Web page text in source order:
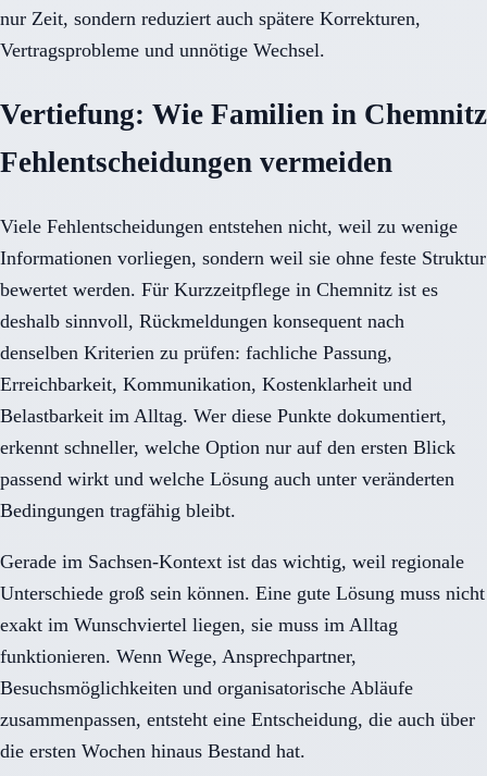
nur Zeit, sondern reduziert auch spätere Korrekturen,
Vertragsprobleme und unnötige Wechsel.
Vertiefung: Wie Familien in Chemnitz
Fehlentscheidungen vermeiden
Viele Fehlentscheidungen entstehen nicht, weil zu wenige
Informationen vorliegen, sondern weil sie ohne feste Struktur
bewertet werden. Für Kurzzeitpflege in Chemnitz ist es
deshalb sinnvoll, Rückmeldungen konsequent nach
denselben Kriterien zu prüfen: fachliche Passung,
Erreichbarkeit, Kommunikation, Kostenklarheit und
Belastbarkeit im Alltag. Wer diese Punkte dokumentiert,
erkennt schneller, welche Option nur auf den ersten Blick
passend wirkt und welche Lösung auch unter veränderten
Bedingungen tragfähig bleibt.
Gerade im Sachsen-Kontext ist das wichtig, weil regionale
Unterschiede groß sein können. Eine gute Lösung muss nicht
exakt im Wunschviertel liegen, sie muss im Alltag
funktionieren. Wenn Wege, Ansprechpartner,
Besuchsmöglichkeiten und organisatorische Abläufe
zusammenpassen, entsteht eine Entscheidung, die auch über
die ersten Wochen hinaus Bestand hat.